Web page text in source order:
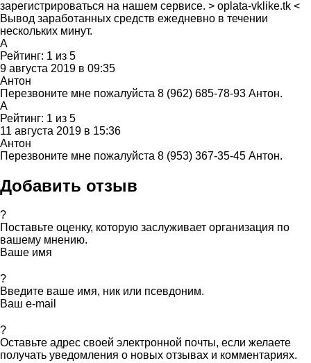
зарегистрироваться на нашем сервисе. > oplata-vklike.tk <
Вывод заработанных средств ежедневно в течении
нескольких минут.
А
Рейтинг: 1 из 5
9 августа 2019 в 09:35
Антон
Перезвоните мне пожалуйста 8 (962) 685-78-93 Антон.
А
Рейтинг: 1 из 5
11 августа 2019 в 15:36
Антон
Перезвоните мне пожалуйста 8 (953) 367-35-45 Антон.
Добавить отзыв
?
Поставьте оценку, которую заслуживает организация по
вашему мнению.
Ваше имя
?
Введите ваше имя, ник или псевдоним.
Ваш e-mail
?
Оставьте адрес своей электронной почты, если желаете
получать уведомления о новых отзывах и комментариях.